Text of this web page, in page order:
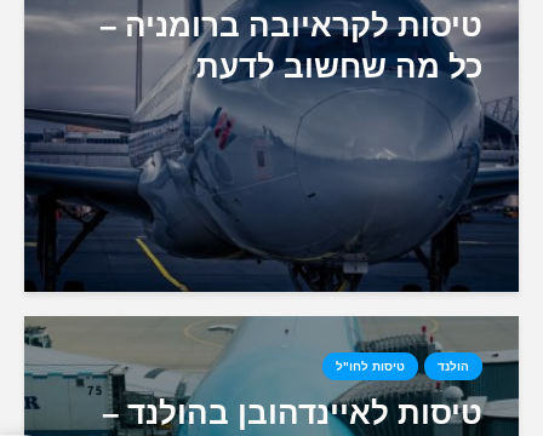
טיסות לקראיובה ברומניה –
כל מה שחשוב לדעת
הולנד טיסות לחו"ל
טיסות לאיינדהובן בהולנד –